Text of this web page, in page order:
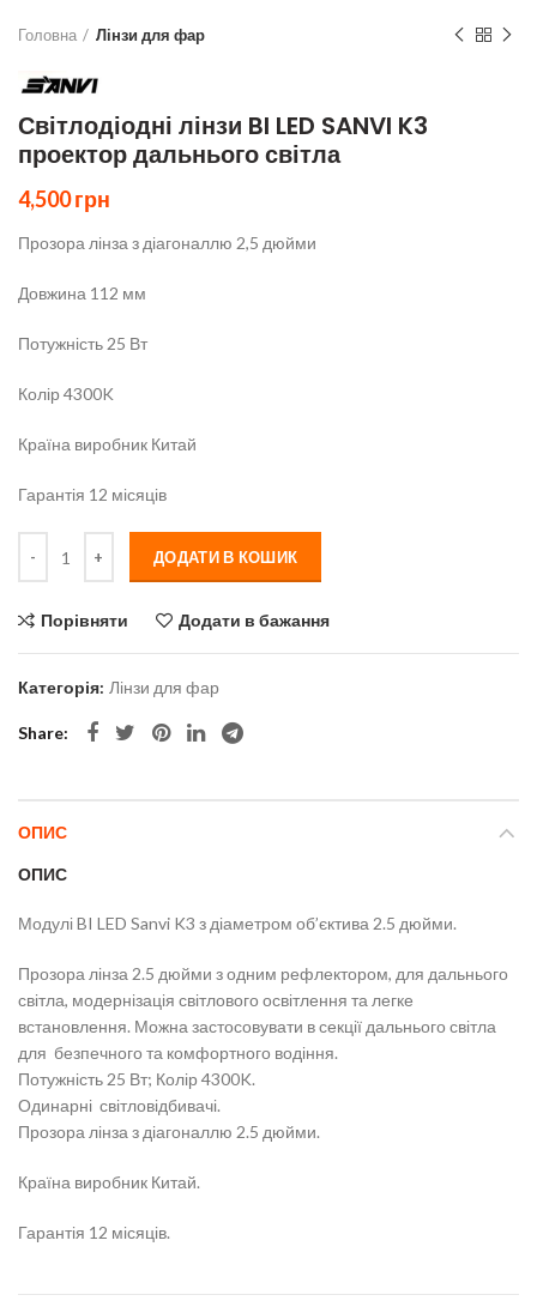
Головна Лінзи для фар
Світлодіодні лінзи BI LED SANVI K3
проектор дальнього світла
4,500грн
Прозора лінза з діагоналлю 2,5 дюйми
Довжина 112 мм
Потужність 25 Вт
Колір 4300K
Країна виробник Китай
Гарантія 12 місяців
ДОДАТИ В КОШИК
Порівняти Додати в бажання
Категорія: Лінзи для фар
Share
ОПИС
ОПИС
Модулі BI LED Sanvi K3 з діаметром об’єктива 2.5 дюйми.
Прозора лінза 2.5 дюйми з одним рефлектором, для дальнього
світла, модернізація світлового освітлення та легке
встановлення. Можна застосовувати в секції дальнього світла
для безпечного та комфортного водіння.
Потужність 25 Вт; Колір 4300K.
Одинарні світловідбивачі.
Прозора лінза з діагоналлю 2.5 дюйми.
Країна виробник Китай.
Гарантія 12 місяців.